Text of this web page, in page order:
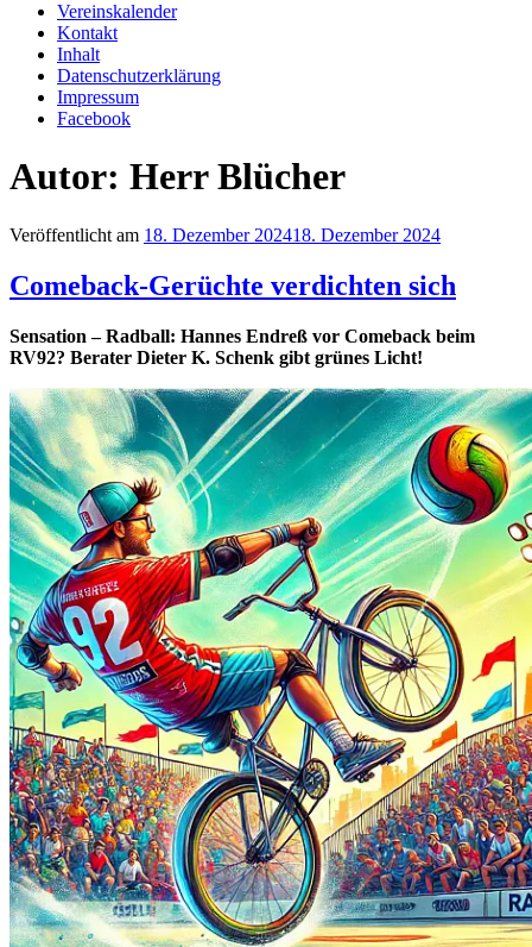
Vereinskalender
Kontakt
Inhalt
Datenschutzerklärung
Impressum
Facebook
Autor: Herr Blücher
Veröffentlicht am 18. Dezember 202418. Dezember 2024
Comeback-Gerüchte verdichten sich
Sensation – Radball: Hannes Endreß vor Comeback beim
RV92? Berater Dieter K. Schenk gibt grünes Licht!